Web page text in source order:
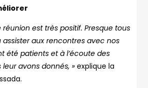
réunion est très positif. Presque tous
assister aux rencontres avec nos
été patients et à l’écoute des
avons donnés, » explique la